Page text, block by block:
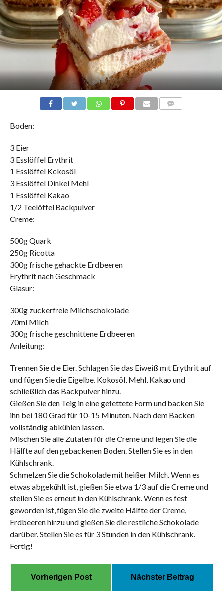
Boden:
3 Eier
3 Esslöffel Erythrit
1 Esslöffel Kokosöl
3 Esslöffel Dinkel Mehl
1 Esslöffel Kakao
1/2 Teelöffel Backpulver
Creme:
500g Quark
250g Ricotta
300g frische gehackte Erdbeeren
Erythrit nach Geschmack
Glasur:
300g zuckerfreie Milchschokolade
70ml Milch
300g frische geschnittene Erdbeeren
Anleitung:
Trennen Sie die Eier. Schlagen Sie das Eiweiß mit Erythrit auf
und fügen Sie die Eigelbe, Kokosöl, Mehl, Kakao und
schließlich das Backpulver hinzu.
Gießen Sie den Teig in eine gefettete Form und backen Sie
ihn bei 180 Grad für 10-15 Minuten. Nach dem Backen
vollständig abkühlen lassen.
Mischen Sie alle Zutaten für die Creme und legen Sie die
Hälfte auf den gebackenen Boden. Stellen Sie es in den
Kühlschrank.
Schmelzen Sie die Schokolade mit heißer Milch. Wenn es
etwas abgekühlt ist, gießen Sie etwa 1/3 auf die Creme und
stellen Sie es erneut in den Kühlschrank. Wenn es fest
geworden ist, fügen Sie die zweite Hälfte der Creme,
Erdbeeren hinzu und gießen Sie die restliche Schokolade
darüber. Stellen Sie es für 3 Stunden in den Kühlschrank.
Fertig!
Vorherigen Post Nächster Beitrag